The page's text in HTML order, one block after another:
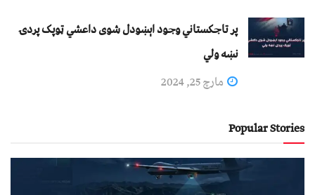
پر تاجکستاني وجود اېښودل شوی داعشي ټوپک پردۍ
نښه ولي
مارچ 25, 2024
Popular Stories